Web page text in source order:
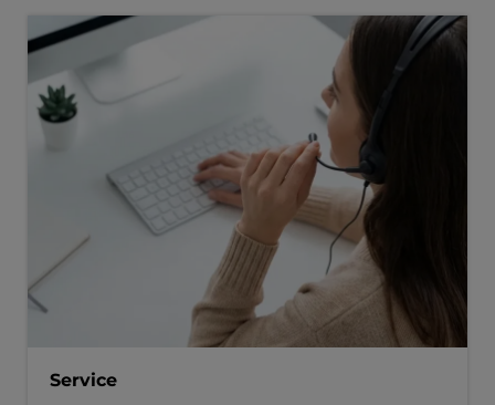
Service